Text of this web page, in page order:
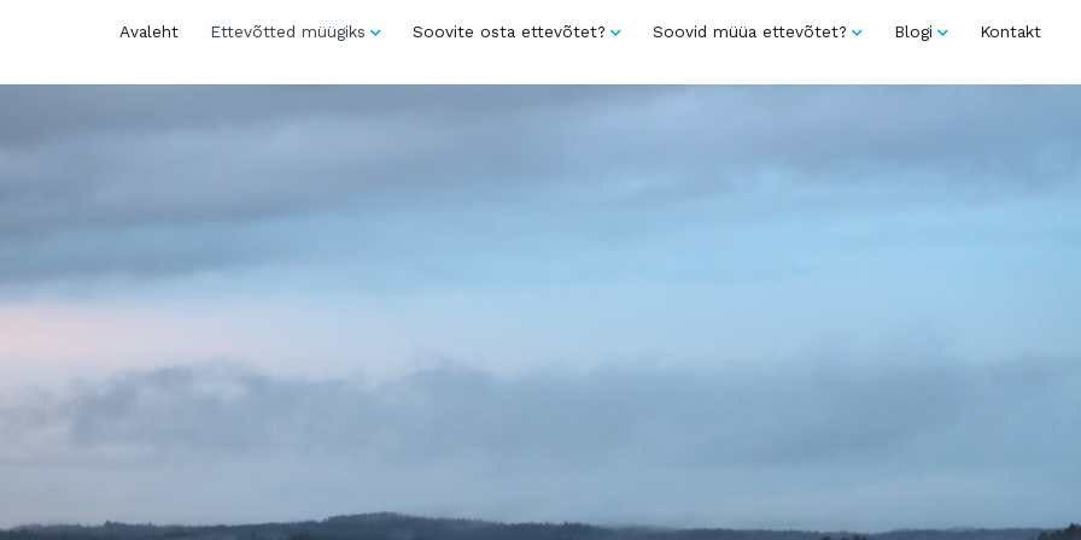
Avaleht Ettevõtted müügiks Soovite osta ettevõtet? Soovid müüa ettevõtet? Blogi Kontakt